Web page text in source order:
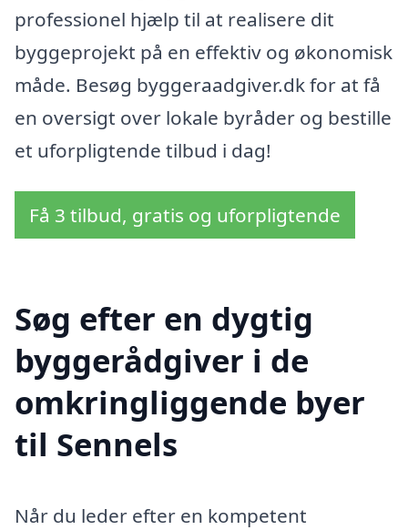
professionel hjælp til at realisere dit
byggeprojekt på en effektiv og økonomisk
måde. Besøg byggeraadgiver.dk for at få
en oversigt over lokale byråder og bestille
et uforpligtende tilbud i dag!
Få 3 tilbud, gratis og uforpligtende
Søg efter en dygtig
byggerådgiver i de
omkringliggende byer
til Sennels
Når du leder efter en kompetent